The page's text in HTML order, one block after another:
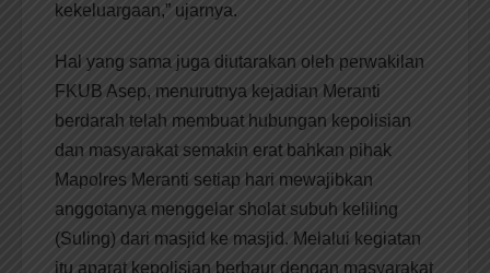
kekeluargaan,” ujarnya.
Hal yang sama juga diutarakan oleh perwakilan
FKUB Asep, menurutnya kejadian Meranti
berdarah telah membuat hubungan kepolisian
dan masyarakat semakin erat bahkan pihak
Mapolres Meranti setiap hari mewajibkan
anggotanya menggelar sholat subuh keliling
(Suling) dari masjid ke masjid. Melalui kegiatan
itu aparat kepolisian berbaur dengan masyarakat